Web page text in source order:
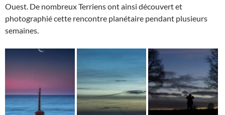
Ouest. De nombreux Terriens ont ainsi découvert et
photographié cette rencontre planétaire pendant plusieurs
semaines.